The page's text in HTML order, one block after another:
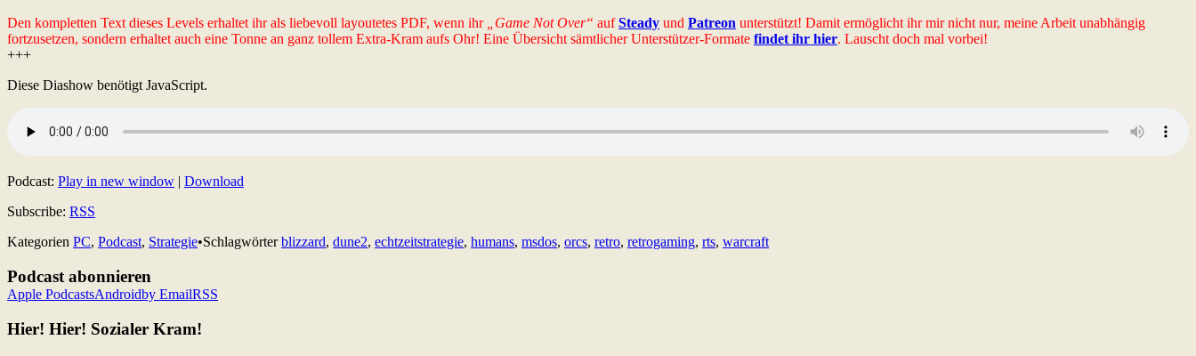
Den kompletten Text dieses Levels erhaltet ihr als liebevoll layoutetes PDF, wenn ihr „Game Not Over“ aufSteady und Patreon unterstützt! Damit ermöglicht ihr mir nicht nur, meine Arbeit unabhängig
fortzusetzen, sondern erhaltet auch eine Tonne an ganz tollem Extra-Kram aufs Ohr! Eine Übersicht sämtlicher Unterstützer-Formate findet ihr hier. Lauscht doch mal vorbei!
+++
Diese Diashow benötigt JavaScript.
Podcast: Play in new window | Download
Subscribe: RSS
Kategorien PC, Podcast, Strategie•Schlagwörterblizzard, dune2, echtzeitstrategie, humans, msdos, orcs, retro, retrogaming, rts, warcraft
Podcast abonnieren
Apple PodcastsAndroidby EmailRSS
Hier! Hier! Sozialer Kram!